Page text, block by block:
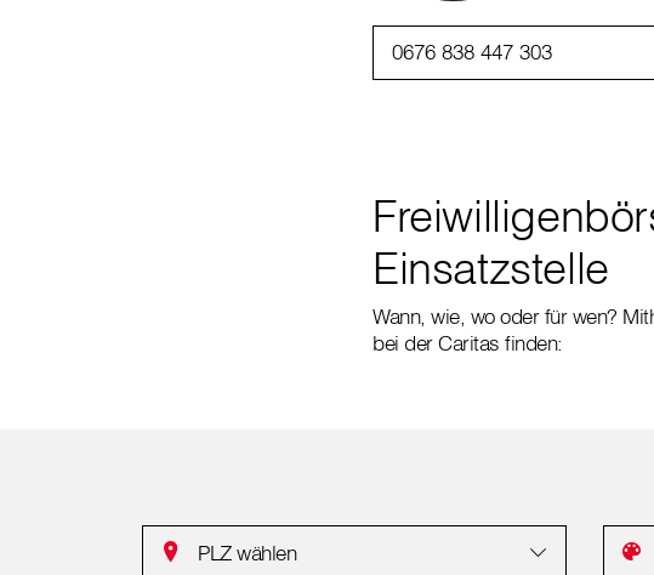
0676 838 447 303
Einsatzstelle
Wann, wie, wo oder für wen?
bei der Caritas finden:
PLZ wählen